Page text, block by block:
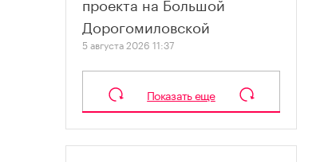
Дорогомиловской
5 августа 2026 11:37
Показать еще